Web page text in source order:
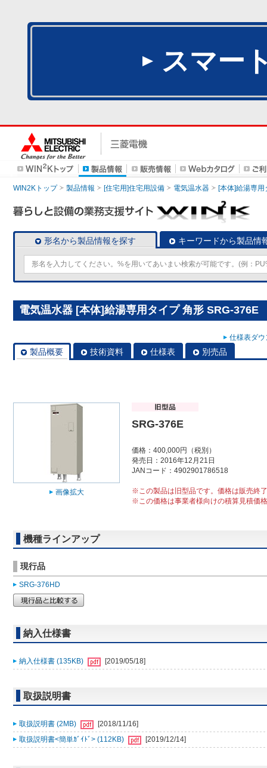
スマー
WIN2Kトップ 製品情報 [住宅用]住宅用設備 電気温水器 [本体]給湯専用
形名から製品情報を探す キーワードから製品情
電気温水器 [本体]給湯専用タイプ 角形 SRG-376E
仕様表ダ
製品概要 技術資料 仕様表 別売品
画像拡大
SRG-376E
価格：400,000円（税別）
発売日：2016年12月21日
JANコード：4902901786518
※この製品は旧型品です。価格は販売終
※この価格は事業者様向けの積算見積価
機種ラインアップ
現行品
SRG-376HD
納入仕様書
納入仕様書 (135KB) [2019/05/18]
取扱説明書
取扱説明書 (2MB)
[2018/11/16]
取扱説明書<簡単ｶﾞｲﾄﾞ> (112KB)
[2019/12/14]